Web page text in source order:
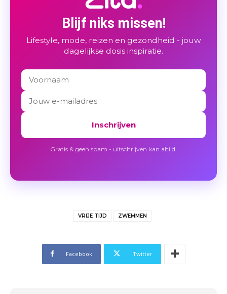
Blijf niks missen!
Lifestyle, mode, reizen en gezondheid - jouw
dagelijkse dosis inspiratie.
Inschrijven
Gratis & geen spam - uitschrijven kan altijd.
VRIJE TIJD ZWEMMEN
Facebook Twitter